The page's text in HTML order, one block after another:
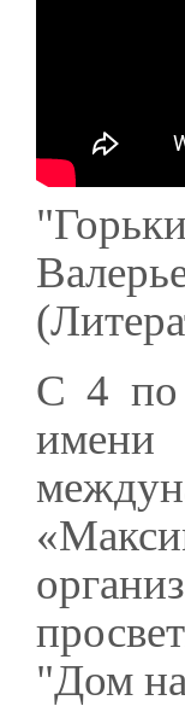
С 4 по
имени
"Дом